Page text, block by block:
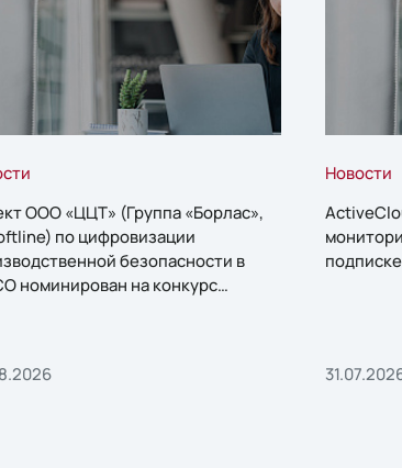
ООО «ЦЦТ» (Группа «Борлас»,
по цифровизации
безопасности в
номинирован на конкурс
Новости
подписке